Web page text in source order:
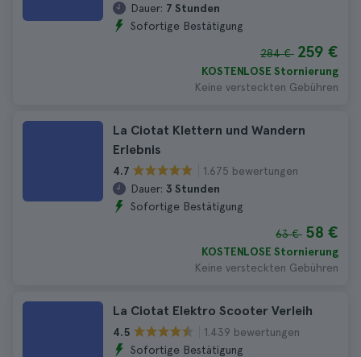
Dauer: 7 Stunden
Sofortige Bestätigung
284 € 259 €
KOSTENLOSE Stornierung
Keine versteckten Gebühren
La Ciotat Klettern und Wandern
Erlebnis
4.7
1.675 bewertungen
Dauer: 3 Stunden
Sofortige Bestätigung
63 € 58 €
KOSTENLOSE Stornierung
Keine versteckten Gebühren
La Ciotat Elektro Scooter Verleih
4.5
1.439 bewertungen
Sofortige Bestätigung